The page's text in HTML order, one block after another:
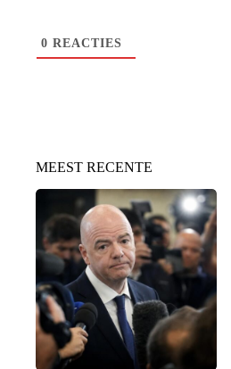
0 REACTIES
MEEST RECENTE